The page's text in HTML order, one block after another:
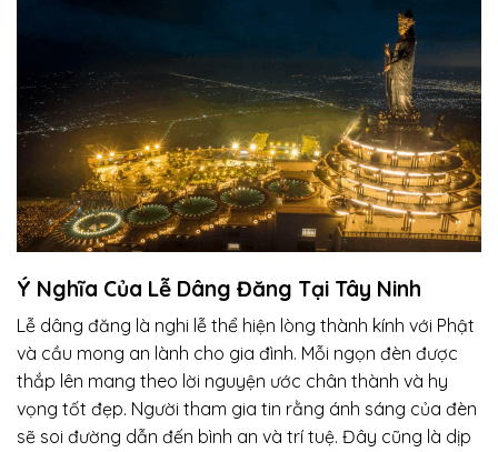
Ý Nghĩa Của Lễ Dâng Đăng Tại Tây Ninh
Lễ dâng đăng là nghi lễ thể hiện lòng thành kính với Phật
và cầu mong an lành cho gia đình. Mỗi ngọn đèn được
thắp lên mang theo lời nguyện ước chân thành và hy
vọng tốt đẹp. Người tham gia tin rằng ánh sáng của đèn
sẽ soi đường dẫn đến bình an và trí tuệ. Đây cũng là dịp